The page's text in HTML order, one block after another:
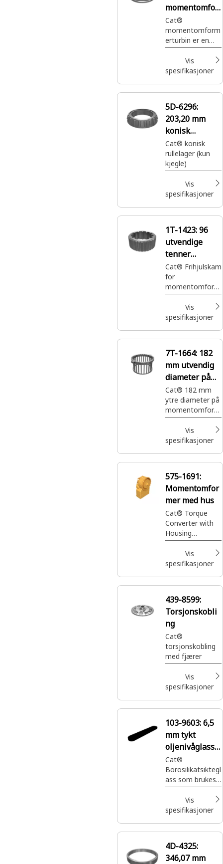
momentomfor
mer
Cat®
momentomform
erturbin er en
nøkkelkomponen
t i en automatisk
girkasse, noe
jevn og effektiv
asjon for kjøring
Vis
spesifikasjoner
5D-6296:
203,20 mm
konisk
rullelager med
konisk kjegle
Cat® konisk
rullelager (kun
kjegle)
Vis
spesifikasjoner
1T-1423:96
utvendige
tenner
frihjulskam
Cat® Frihjulskam
for
momentomform
er gir presis
innkobling og
frakobling av
eren
Vis
spesifikasjoner
7T-1664: 182
mm utvendig
diameter på
nålevalsekass
en
Cat® 182 mm
ytre diameter på
momentomform
erens
nålevalsekasse
Vis
spesifikasjoner
575-1691:
Momentomfor
mer med hus
Cat® Torque
Converter with
Housing
transfers engine
power to the
transmission
smooth torque
and controlled
power flow
Vis
spesifikasjoner
439-8599:
Torsjonskobli
ng
Cat®
torsjonskobling
med fjærer
Vis
spesifikasjoner
103-9603:6,5
mm tykt
oljenivåglass
med
visningsmåler
Cat®
Borosilikatsiktegl
ass som brukes
til oljenivåmåler
Vis
spesifikasjoner
4D-4325:
346,07 mm